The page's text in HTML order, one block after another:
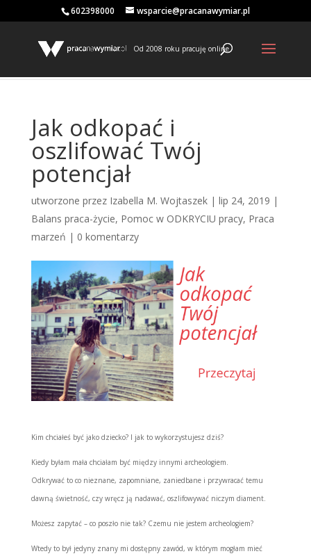
602398000 wsparcie@pracanawymiar.pl
Od 2008 roku pracuję online
Jak odkopać i
oszlifować Twój
potencjał
utworzone przez Izabella M. Wojtaszek| lip 24, 2019 |
Balans praca-życie, Pomoc w ODKRYCIU pracy, Praca
marzeń | 0 komentarzy
Kim chciałeś być jako dziecko? I jak to wykorzystujesz dziś?
Kiedy byłam mała chciałam być między innymi archeologiem.
Odkrywać to co nieznane, zapomniane, zaniedbane i przywracać temu
dawną świetność, czy wręcz ją nadawać, oszlifowywać niczym diament.
Możesz zapytać – co poszło nie tak? Czemu nie jestem archeologiem?
Wtedy to był jedyny znany mi dostępny zawód, w którym mogłam mieć